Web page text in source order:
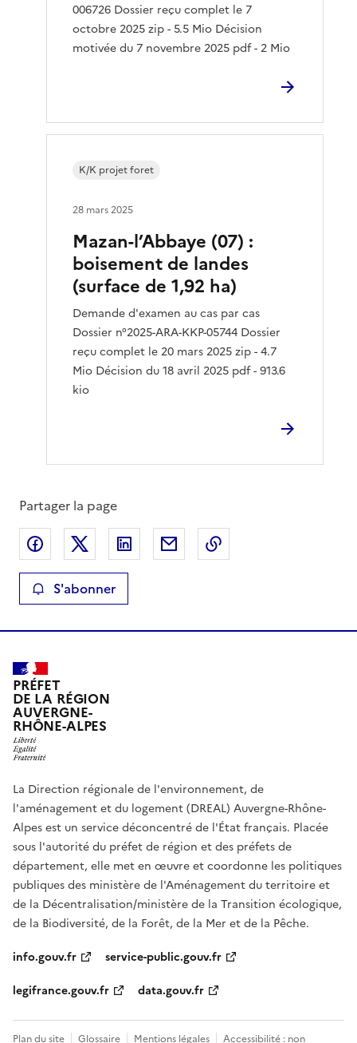
006726 Dossier reçu complet le 7
octobre 2025 zip - 5.5 Mio Décision
motivée du 7 novembre 2025 pdf - 2 Mio
Mazan-l’Abbaye (07) :
boisement de landes
(surface de 1,92 ha)
Demande d'examen au cas par cas
Dossier n°2025-ARA-KKP-05744 Dossier
reçu complet le 20 mars 2025 zip - 4.7
Mio Décision du 18 avril 2025 pdf - 913.6
kio
K/K projet foret
28 mars 2025
Partager la page
Partager sur Facebook
Partager sur XPartager sur LinkedIn
Partager par email
S'abonner
PRÉFET
DE LA RÉGION
AUVERGNE-
RHÔNE-ALPES
La Direction régionale de l'environnement, de
l'aménagement et du logement (DREAL) Auvergne-Rhône-
Alpes est un service déconcentré de l'État français. Placée
sous l'autorité du préfet de région et des préfets de
département, elle met en œuvre et coordonne les politiques
publiques des ministère de l'Aménagement du territoire et
de la Décentralisation/ministère de la Transition écologique,
de la Biodiversité, de la Forêt, de la Mer et de la Pêche.
info.gouv.fr
service-public.gouv.fr
legifrance.gouv.fr
data.gouv.fr
Plan du site Glossaire Mentions légales Accessibilité : non